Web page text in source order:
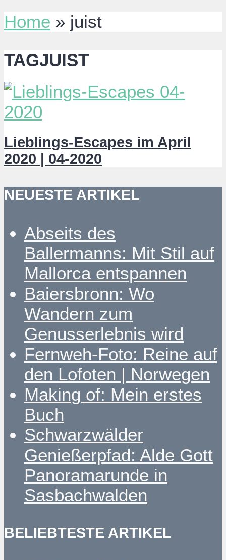
Home » juist
TAGJUIST
Lieblings-Escapes im April
2020 | 04-2020
NEUESTE ARTIKEL
Abseits des
Ballermanns: Mit Stil auf
Mallorca entspannen
Baiersbronn: Wo
Wandern zum
Genusserlebnis wird
Fernweh-Foto: Reine auf
den Lofoten | Norwegen
Making of: Mein erstes
Buch
Schwarzwälder
Genießerpfad: Alde Gott
Panoramarunde in
Sasbachwalden
BELIEBTESTE ARTIKEL